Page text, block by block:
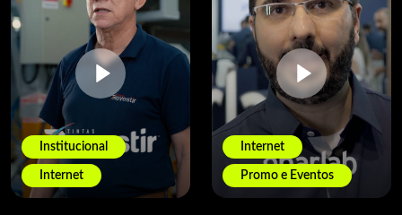
Institucional
Internet
Internet
Promo e Eventos